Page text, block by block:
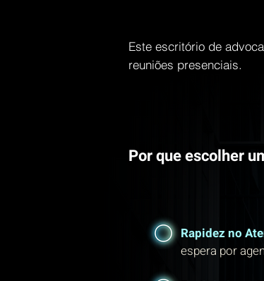
Este escritório de
reuniões presenciais.
Por que escolher
Rapidez no
espera por